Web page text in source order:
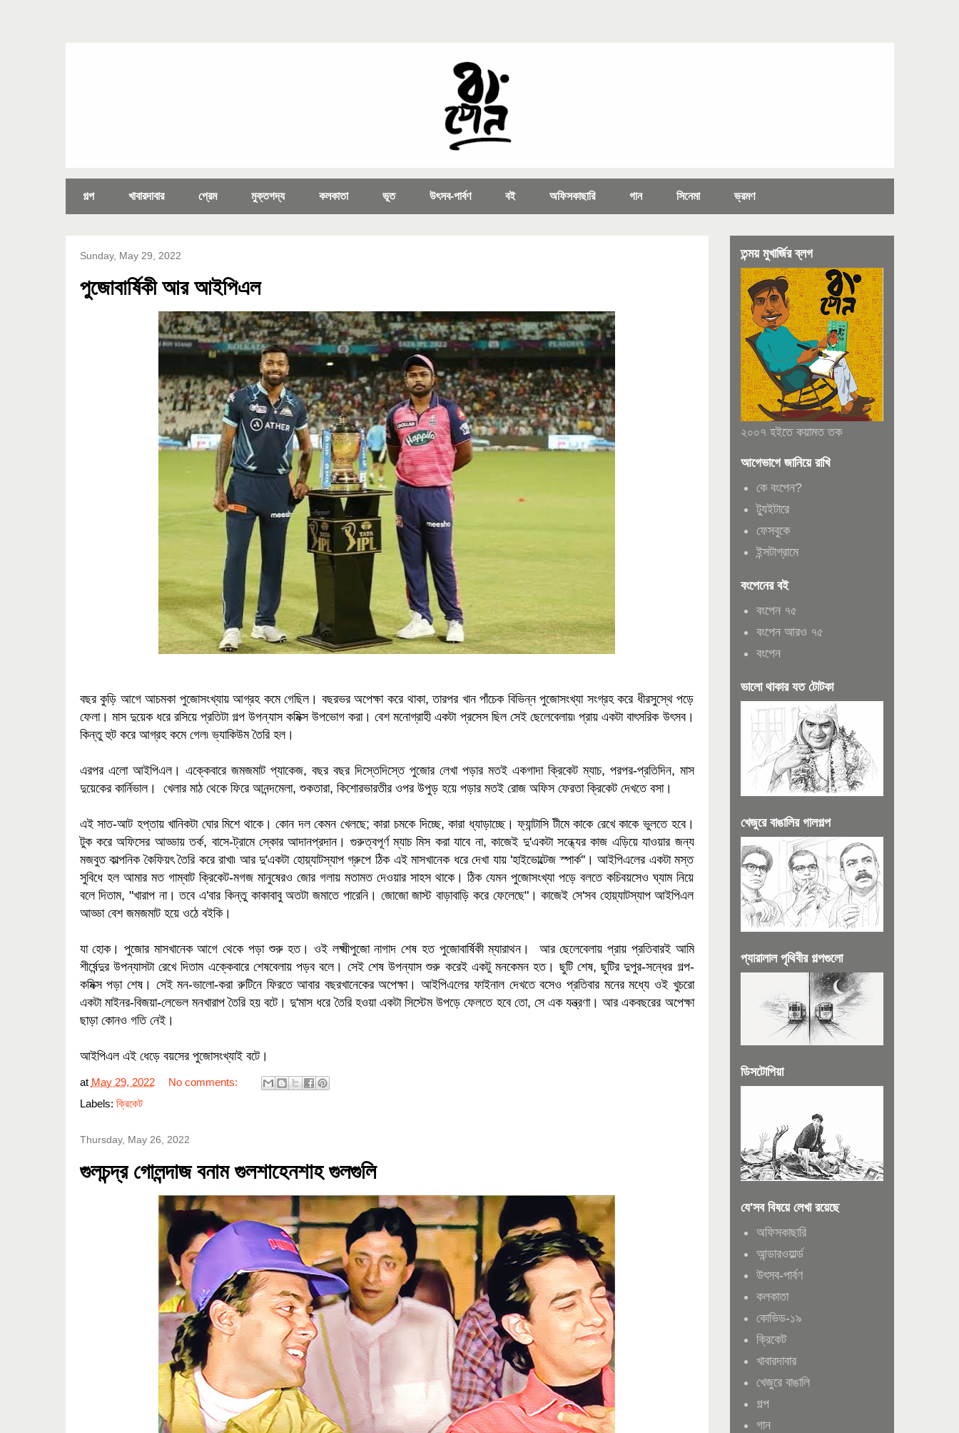
গল্প খাবারদাবার প্রেম মুক্তগদ্য কলকাতা ভূত উৎসব-পার্বণ বই অফিসকাছারি গান সিনেমা ভ্রমণ
Sunday, May 29, 2022
পুজোবার্ষিকী আর আইপিএল
বছর কুড়ি আগে আচমকা পুজোসংখ্যায় আগ্রহ কমে গেছিল। বছরভর অপেক্ষা করে থাকা, তারপর খান পাঁচেক বিভিন্ন পুজোসংখ্যা সংগ্রহ করে ধীরসুস্থে পড়ে
ফেলা। মাস দুয়েক ধরে রসিয়ে প্রতিটা গল্প উপন্যাস কমিক্স উপভোগ করা। বেশ মনোগ্রাহী একটা প্রসেস ছিল সেই ছেলেবেলায়৷ প্রায় একটা বাৎসরিক উৎসব।
কিন্তু হুট করে আগ্রহ কমে গেল৷ ভ্যাকিউম তৈরি হল।
এরপর এলো আইপিএল। এক্কেবারে জমজমাট প্যাকেজ, বছর বছর দিস্তেদিস্তে পুজোর লেখা পড়ার মতই একগাদা ক্রিকেট ম্যাচ, পরপর-প্রতিদিন, মাস
দুয়েকের কার্নিভাল। খেলার মাঠ থেকে ফিরে আনন্দমেলা, শুকতারা, কিশোরভারতীর ওপর উপুড় হয়ে পড়ার মতই রোজ অফিস ফেরতা ক্রিকেট দেখতে বসা।
এই সাত-আট হপ্তায় খানিকটা ঘোর মিশে থাকে। কোন দল কেমন খেলছে; কারা চমকে দিচ্ছে, কারা ধ্যাড়াচ্ছে। ফ্যান্টাসি টীমে কাকে রেখে কাকে ভুলতে হবে।
টুক করে অফিসের আড্ডায় তর্ক, বাসে-ট্রামে স্কোর আদানপ্রদান। গুরুত্বপূর্ণ ম্যাচ মিস করা যাবে না, কাজেই দু'একটা সন্ধ্যের কাজ এড়িয়ে যাওয়ার জন্য
মজবুত কাল্পনিক কৈফিয়ৎ তৈরি করে রাখা৷ আর দু'একটা হোয়্যাটস্যাপ গ্রুপে ঠিক এই মাসখানেক ধরে দেখা যায় 'হাইভোল্টেজ স্পার্ক''। আইপিএলের একটা মস্ত
সুবিধে হল আমার মত গাম্বাট ক্রিকেট-মগজ মানুষেরও জোর গলায় মতামত দেওয়ার সাহস থাকে। ঠিক যেমন পুজোসংখ্যা পড়ে বলতে কচিবয়সেও ঘ্যাম নিয়ে
বলে দিতাম, "খারাপ না। তবে এ'বার কিন্তু কাকাবাবু অতটা জমাতে পারেনি। জোজো জাস্ট বাড়াবাড়ি করে ফেলেছে"। কাজেই সে'সব হোয়্যাটস্যাপ আইপিএল
আড্ডা বেশ জমজমাট হয়ে ওঠে বইকি।
যা হোক। পুজোর মাসখানেক আগে থেকে পড়া শুরু হত। ওই লক্ষ্মীপুজো নাগাদ শেষ হত পুজোবার্ষিকী ম্যারাথন। আর ছেলেবেলায় প্রায় প্রতিবারই আমি
শীর্ষেন্দুর উপন্যাসটা রেখে দিতাম এক্কেবারে শেষবেলায় পড়ব বলে। সেই শেষ উপন্যাস শুরু করেই একটু মনকেমন হত। ছুটি শেষ, ছুটির দুপুর-সন্ধের গল্প-
কমিক্স পড়া শেষ। সেই মন-ভালো-করা রুটিনে ফিরতে আবার বছরখানেকের অপেক্ষা। আইপিএলের ফাইনাল দেখতে বসেও প্রতিবার মনের মধ্যে ওই খুচরো
একটা মাইনর-বিজয়া-লেভেল মনখারাপ তৈরি হয় বটে। দু'মাস ধরে তৈরি হওয়া একটা সিস্টেম উপড়ে ফেলতে হবে তো, সে এক যন্ত্রণা। আর একবছরের অপেক্ষা
ছাড়া কোনও গতি নেই।
আইপিএল এই ধেড়ে বয়সের পুজোসংখ্যাই বটে।
at May 29, 2022
No comments:
Labels: ক্রিকেট
Thursday, May 26, 2022
গুলচন্দ্র গোলন্দাজ বনাম গুলশাহেনশাহ গুলগুলি
তন্ময় মুখার্জির ব্লগ
২০০৭ হইতে কয়ামত তক
আগেভাগে জানিয়ে রাখি
কে বংপেন?
ট্যুইটারে
ফেসবুকে
ইন্সটাগ্রামে
বংপেনের বই
বংপেন ৭৫
বংপেন আরও ৭৫
বংপেন
ভালো থাকার যত টোটকা
খেজুরে বাঙালির গালগল্প
প্যারালাল পৃথিবীর গল্পগুলো
ডিসটোপিয়া
যে'সব বিষয়ে লেখা রয়েছে
অফিসকাছারি
আন্ডারওয়ার্ল্ড
উৎসব-পার্বণ
কলকাতা
কোভিড-১৯
ক্রিকেট
খাবারদাবার
খেজুরে বাঙালি
গল্প
গান